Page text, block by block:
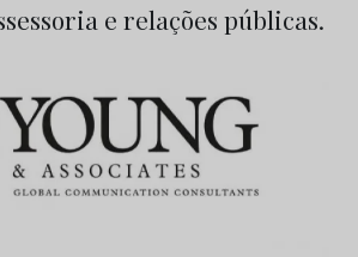
e relações públicas.